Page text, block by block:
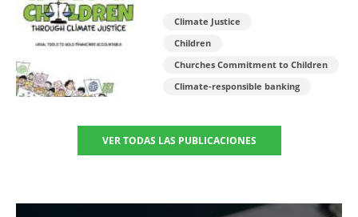
Climate Justice
Children
Churches Commitment to Children
Climate-responsible banking
VER TODAS LAS PUBLICACIONES